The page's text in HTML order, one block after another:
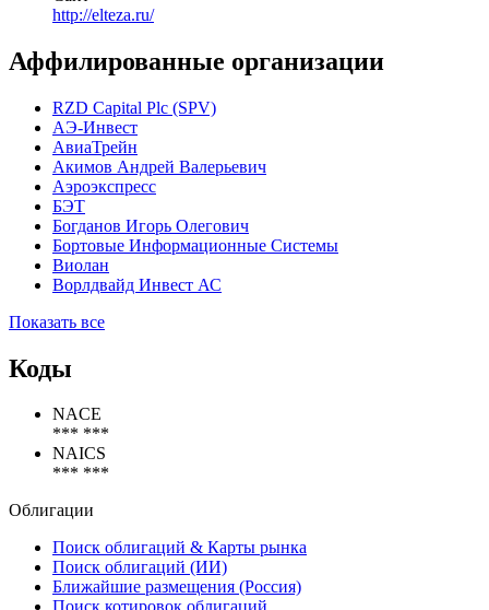
ОАО "Элтеза"
Статус организации
Действующая
Сайт
Аффилированные организации
RZD Capital Plc (SPV)
АЭ-Инвест
АвиаТрейн
Акимов Андрей Валерьевич
Аэроэкспресс
БЭТ
Богданов Игорь Олегович
Бортовые Информационные Системы
Коды
*** ***
*** ***
Облигации